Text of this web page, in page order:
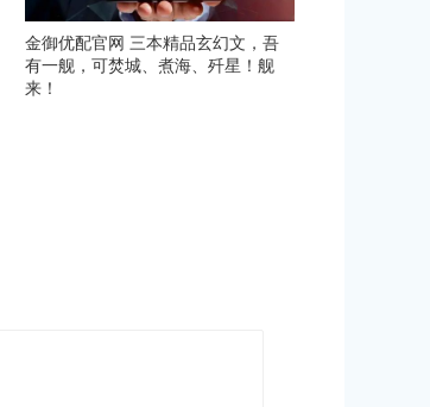
金御优配官网 三本精品玄幻文，吾
有一舰，可焚城、煮海、歼星！舰
来！